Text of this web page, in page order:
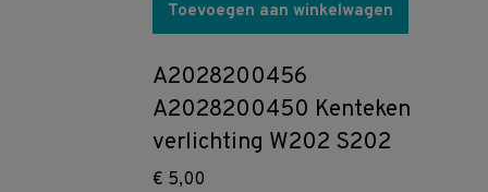
Toevoegen aan winkelwagen
A2028200456
A2028200450 Kenteken
verlichting W202 S202
€ 5,00